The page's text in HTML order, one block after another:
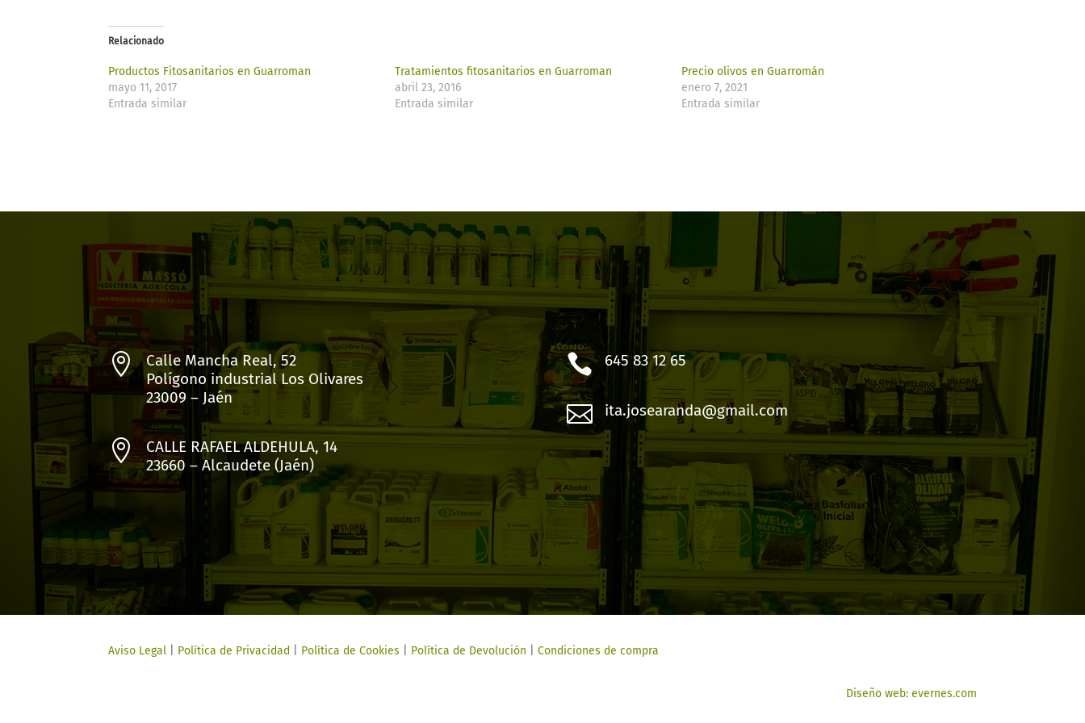
Relacionado
Productos Fitosanitarios en Guarroman
mayo 11, 2017
Entrada similar
Tratamientos fitosanitarios en Guarroman
abril 23, 2016
Entrada similar
Precio olivos en Guarromán
enero 7, 2021
Entrada similar

Calle Mancha Real, 52
Polígono industrial Los Olivares
23009 – Jaén

CALLE RAFAEL ALDEHULA, 14
23660 – Alcaudete (Jaén)
 645 83 12 65
 ita.josearanda@gmail.com
Aviso Legal Política de Privacidad Política de Cookies Política de Devolución |Condiciones de compra
Diseño web: evernes.com